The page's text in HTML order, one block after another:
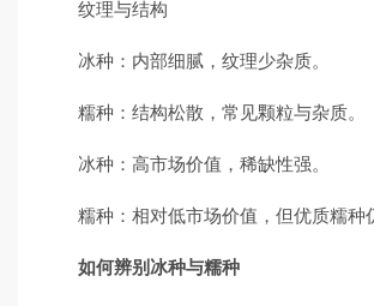
纹理与结构
冰种：内部细腻，纹理少杂质。
糯种：结构松散，常见颗粒与杂质。
冰种：高市场价值，稀缺性强。
糯种：相对低市场价值，但优质糯种
如何辨别冰种与糯种